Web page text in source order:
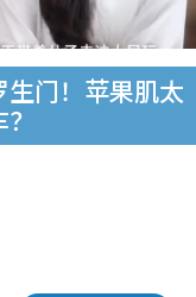
门！苹果肌太